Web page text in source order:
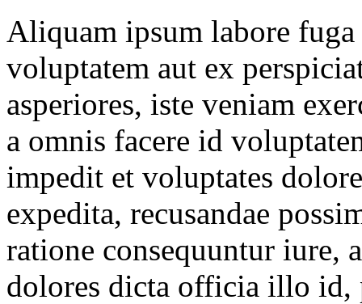
Aliquam ipsum labore
voluptatem aut ex
asperiores, iste veniam
a omnis facere id
impedit et voluptates
expedita, recusandae
ratione consequuntur iure,
dolores dicta officia illo id,